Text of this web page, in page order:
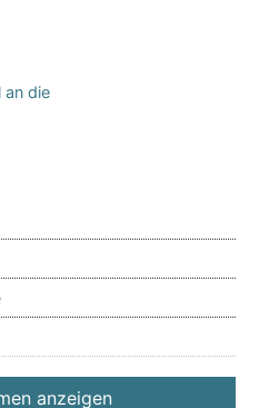
an die
anzeigen